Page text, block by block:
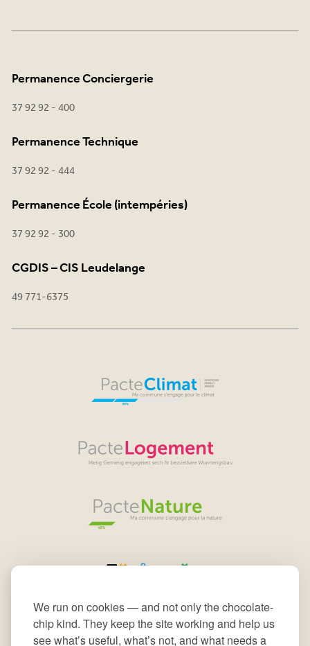
We run on cookies — and not only the chocolate-
chip kind. They keep the site working and help us
see what’s useful, what’s not, and what needs a
Permanence Conciergerie
37 92 92 - 400
Permanence Technique
37 92 92 - 444
Permanence École (intempéries)
37 92 92 - 300
CGDIS – CIS Leudelange
49 771-6375